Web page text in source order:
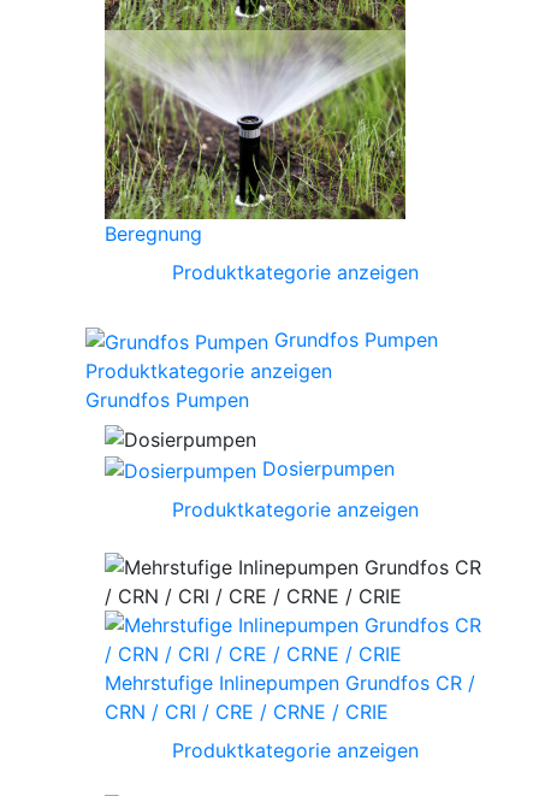
Beregnung
Produktkategorie anzeigen
Grundfos Pumpen
Produktkategorie anzeigen
Grundfos Pumpen
Dosierpumpen
Produktkategorie anzeigen
Mehrstufige Inlinepumpen Grundfos CR /
CRN / CRI / CRE / CRNE / CRIE
Produktkategorie anzeigen